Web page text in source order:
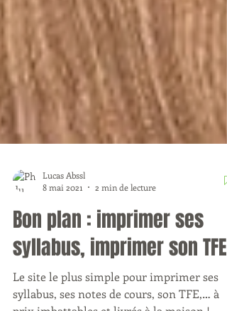
8 mai 2021
2 min de lecture
Bon plan : imprimer ses
syllabus, imprimer son TFE
Le site le plus simple pour imprimer ses